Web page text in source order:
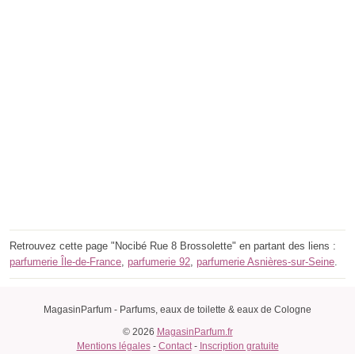
Retrouvez cette page "Nocibé Rue 8 Brossolette" en partant des liens :
parfumerie Île-de-France, parfumerie 92, parfumerie Asnières-sur-Seine.
MagasinParfum - Parfums, eaux de toilette & eaux de Cologne
© 2026 MagasinParfum.fr
Mentions légales- Contact- Inscription gratuite